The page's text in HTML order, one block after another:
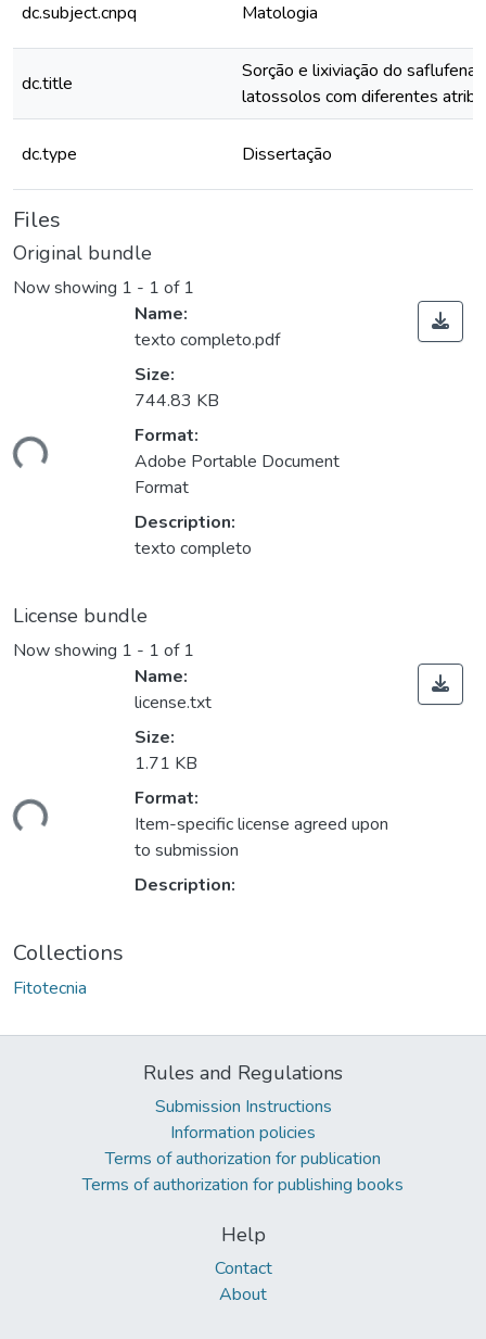
dc.subject.cnpq Matologia
dc.title
Sorção e lixiviação do
latossolos com diferentes
dc.type Dissertação
Files
Original bundle
Now showing 1 - 1 of 1
Loading...
Name:
texto completo.pdf
Size:
744.83 KB
Format:
Adobe Portable Document
Format
Description:
texto completo
License bundle
Now showing 1 - 1 of 1
Loading...
Name:
license.txt
Size:
1.71 KB
Format:
Item-specific license agreed upon
to submission
Description:
Collections
Fitotecnia
Rules and Regulations
Submission Instructions
Information policies
Terms of authorization for publication
Terms of authorization for publishing books
Help
Contact
About